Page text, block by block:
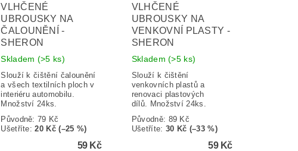
VLHČENÉ
UBROUSKY NA
ČALOUNĚNÍ -
SHERON
Skladem (>5 ks)
Slouží k čištění čalounění
a všech textilních ploch v
interiéru automobilu.
Množství 24ks.
Původně:79 Kč
Ušetříte:20 Kč (–25 %)
59 Kč
VLHČENÉ
UBROUSKY NA
VENKOVNÍ PLASTY -
SHERON
Skladem(>5 ks)
Slouží k čištění
venkovních plastů a
renovaci plastových
dílů. Množství 24ks.
Původně: 89 Kč
Ušetříte: 30 Kč (–33 %)
59 Kč